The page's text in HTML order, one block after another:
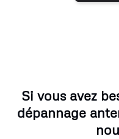
Si vous avez
dépannage